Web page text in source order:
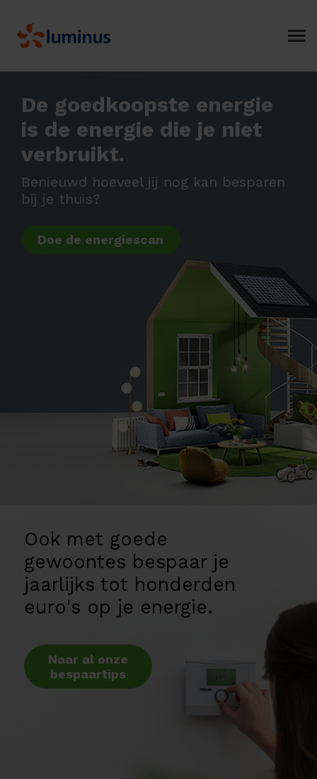
De goedkoopste energie
is de energie die je niet
verbruikt.
Benieuwd hoeveel jij nog kan besparen
bij je thuis?
Doe de energiescan
Ook met goede
gewoontes bespaar je
jaarlijks tot honderden
euro's op je energie.
Naar al onze
bespaartips